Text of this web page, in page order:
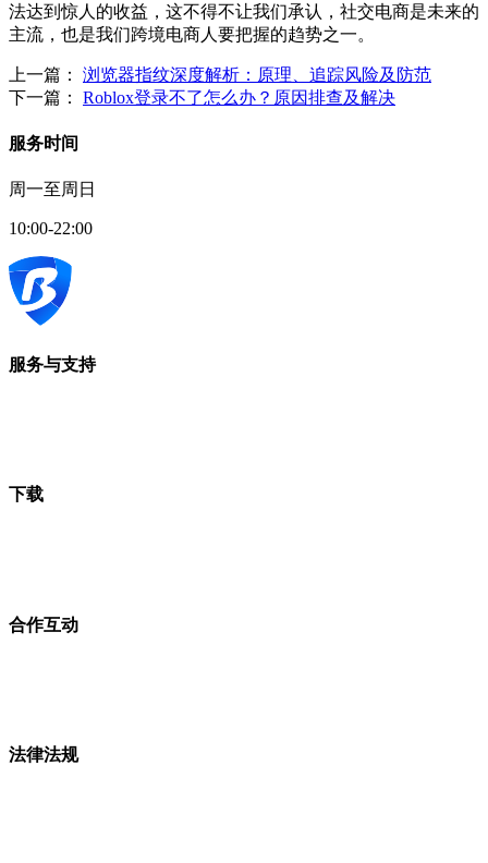
法达到惊人的收益，这不得不让我们承认，社交电商是未来的
主流，也是我们跨境电商人要把握的趋势之一。
上一篇： 浏览器指纹深度解析：原理、追踪风险及防范
下一篇： Roblox登录不了怎么办？原因排查及解决
服务时间
周一至周日
10:00-22:00
服务与支持
下载
合作互动
法律法规